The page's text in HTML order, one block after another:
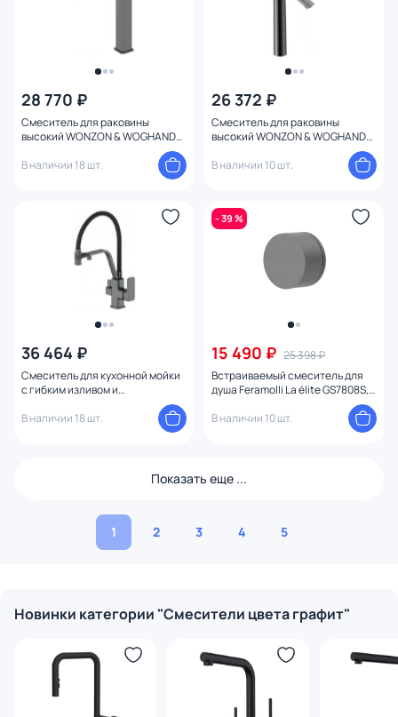
28 770 ₽
Смеситель для раковины
высокий WONZON & WOGHAND
графит
В наличии 18 шт.
26 372 ₽
Смеситель для раковины
высокий WONZON & WOGHAND
WW-H1011-BGG Темный графит
В наличии 10 шт.
36 464 ₽
Смеситель для кухонной мойки
с гибким изливом и
WONZON & WOGHAND WW-
88458013-BGM Темный графит
В наличии 18 шт.
- 39 %
15 490 ₽ 25 398 ₽
Встраиваемый смеситель для
душа Feramolli La élite GS7808S,
В наличии 10 шт.
Показать еще ...
1 2 3 4 5
Новинки категории "Смесители цвета графит"